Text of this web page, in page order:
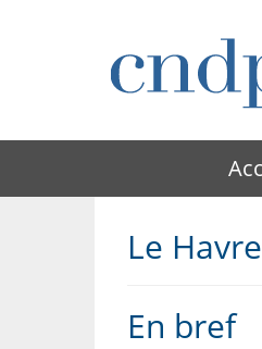
Le
En bref